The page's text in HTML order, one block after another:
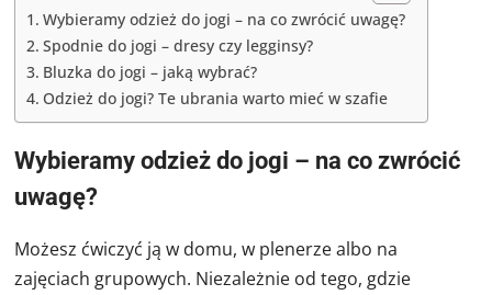
Wybieramy odzież do jogi – na co zwrócić uwagę?
Spodnie do jogi – dresy czy legginsy?
Bluzka do jogi – jaką wybrać?
Odzież do jogi? Te ubrania warto mieć w szafie
Wybieramy odzież do jogi – na co zwrócić
uwagę?
Możesz ćwiczyć ją w domu, w plenerze albo na
zajęciach grupowych. Niezależnie od tego, gdzie